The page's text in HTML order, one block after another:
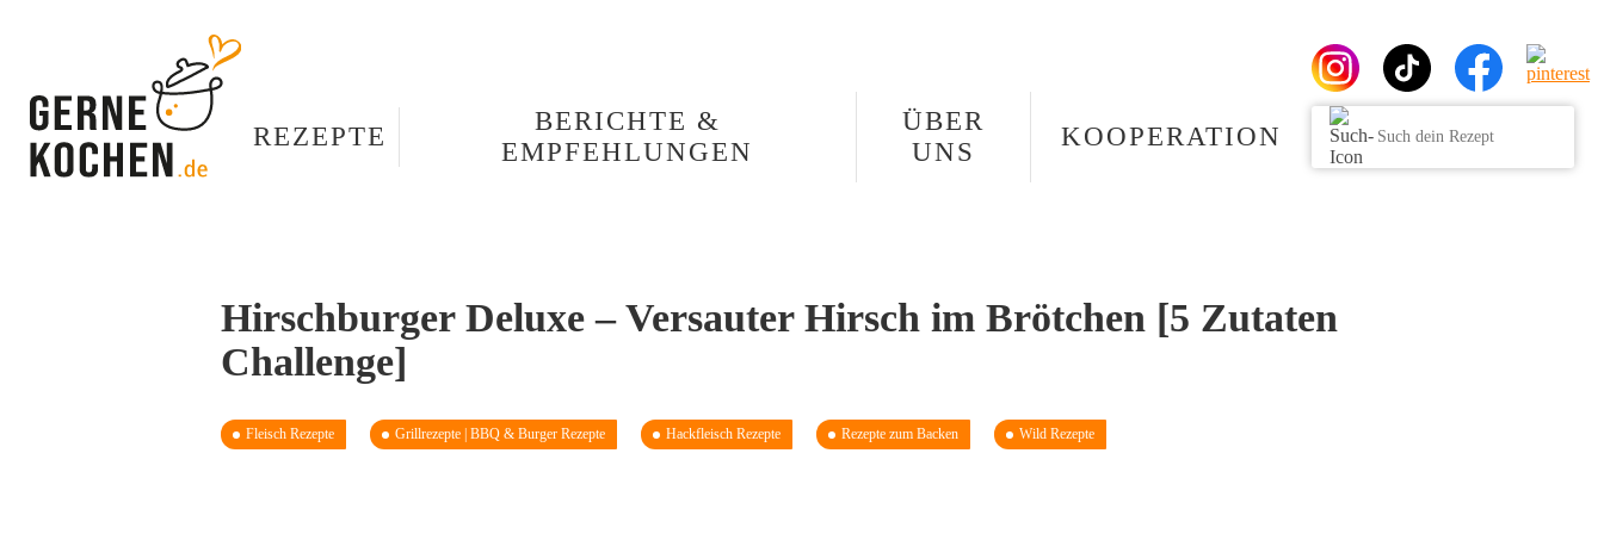
REZEPTE
BERICHTE &
EMPFEHLUNGEN
ÜBER
UNS
KOOPERATION
Hirschburger Deluxe – Versauter Hirsch im Brötchen [5 Zutaten
Challenge]
Fleisch Rezepte Grillrezepte | BBQ & Burger Rezepte Hackfleisch Rezepte Rezepte zum Backen Wild Rezepte